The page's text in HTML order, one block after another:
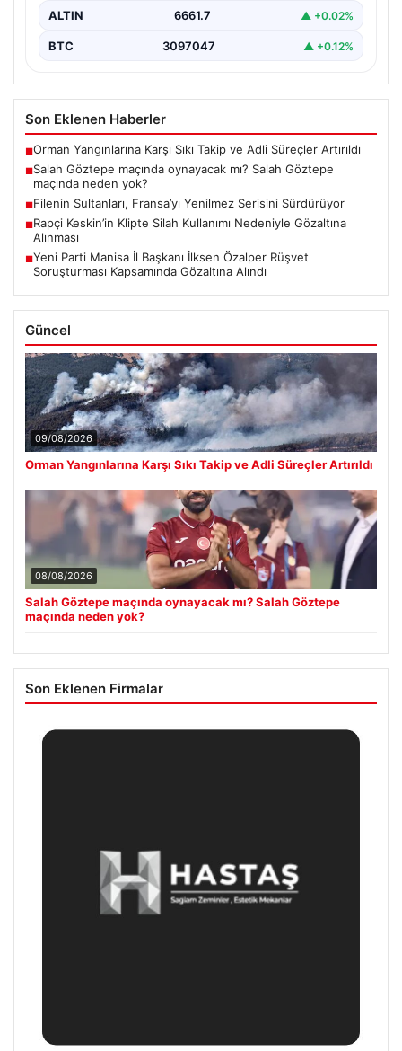
ALTIN 6661.7 ▲ +0.02%
BTC 3097047 ▲ +0.12%
Son Eklenen Haberler
■Orman Yangınlarına Karşı Sıkı Takip ve Adli Süreçler Artırıldı
■Salah Göztepe maçında oynayacak mı? Salah Göztepe
maçında neden yok?
■Filenin Sultanları, Fransa’yı Yenilmez Serisini Sürdürüyor
■Rapçi Keskin’in Klipte Silah Kullanımı Nedeniyle Gözaltına
Alınması
■Yeni Parti Manisa İl Başkanı İlksen Özalper Rüşvet
Soruşturması Kapsamında Gözaltına Alındı
Güncel
09/08/2026
Orman Yangınlarına Karşı Sıkı Takip ve Adli Süreçler Artırıldı
08/08/2026
Salah Göztepe maçında oynayacak mı? Salah Göztepe
maçında neden yok?
Son Eklenen Firmalar